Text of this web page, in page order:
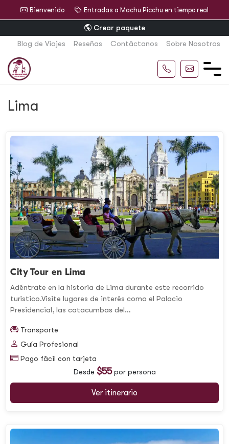
Bienvenido Entradas a Machu Picchu en tiempo real
Blog de Viajes Reseñas Contáctanos Sobre Nosotros
Crear paquete
Lima
City Tour en Lima
Adéntrate en la historia de Lima durante este recorrido
turístico.Visite lugares de interés como el Palacio
Presidencial, las catacumbas del…
Transporte
Guía Profesional
Pago fácil con tarjeta
Desde $55por persona
Ver itinerario